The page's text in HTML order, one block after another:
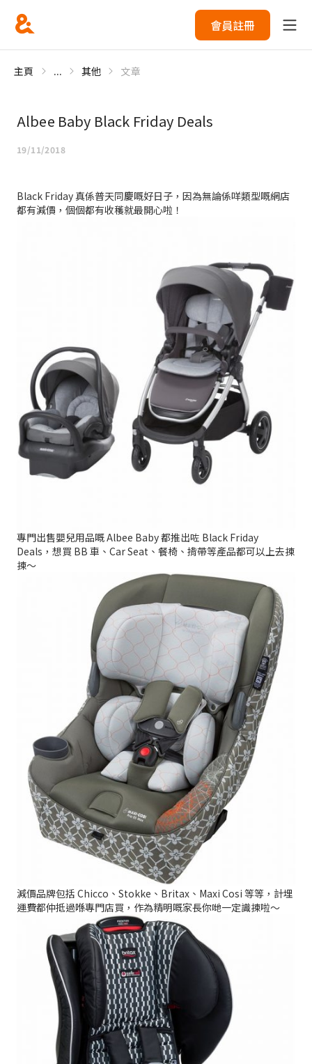
會員註冊
主頁 ... 其他 文章
Albee Baby Black Friday Deals
19/11/2018
Black Friday 真係普天同慶嘅好日子，因為無論係咩類型嘅網店
都有減價，個個都有收穫就最開心啦！
專門出售嬰兒用品嘅 Albee Baby 都推出咗 Black Friday
Deals，想買 BB 車、Car Seat、餐椅、揹帶等產品都可以上去揀
揀～
減價品牌包括 Chicco、Stokke、Britax、Maxi Cosi 等等，計埋
運費都仲抵過喺專門店買，作為精明嘅家長你哋一定識揀啦～